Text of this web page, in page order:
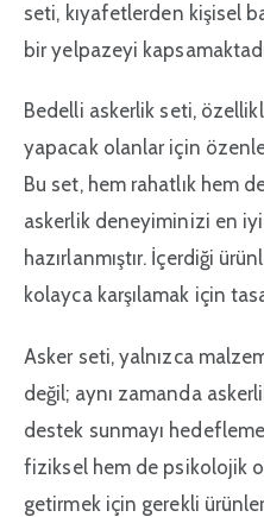
seti, kıyafetlerden kişisel
bir yelpazeyi
Bedelli askerlik seti,
yapacak olanlar için
Bu set, hem rahatlık hem
askerlik deneyiminizi en
hazırlanmıştır. İçerdiği
kolayca karşılamak için
Asker seti, yalnızca
değil; aynı zamanda
destek sunmayı
fiziksel hem de psikolojik
getirmek için gerekli